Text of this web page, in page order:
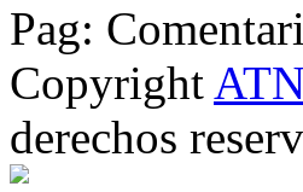
Pag:
Copyright
derechos